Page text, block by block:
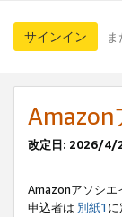
サインイン
改定日: 2026/4/
Amazonアソシエ
申込者は 別紙1